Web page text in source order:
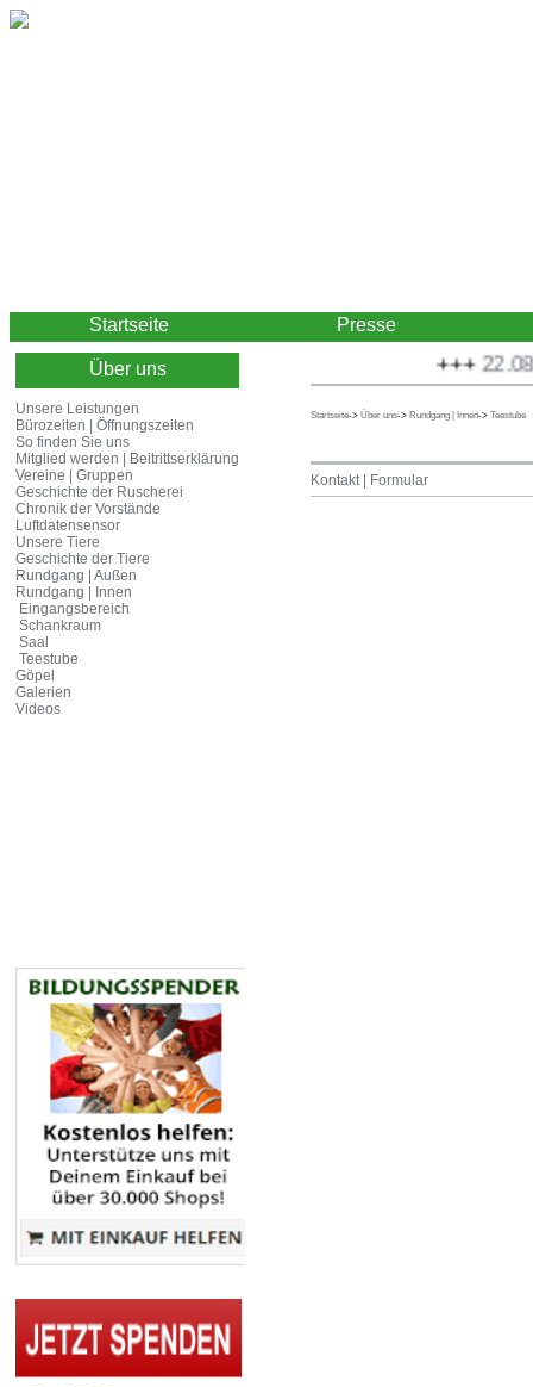
Startseite Presse
Über uns
Unsere Leistungen
Bürozeiten | Öffnungszeiten
So finden Sie uns
Mitglied werden | Beitrittserklärung
Vereine | Gruppen
Geschichte der Ruscherei
Chronik der Vorstände
Luftdatensensor
Unsere Tiere
Geschichte der Tiere
Rundgang | Außen
Rundgang | Innen
Eingangsbereich
Schankraum
Saal
Teestube
Göpel
Galerien
Videos
+++
Startseite-> Über uns-> Rundgang | Innen-> Teestube
Kontakt | Formular